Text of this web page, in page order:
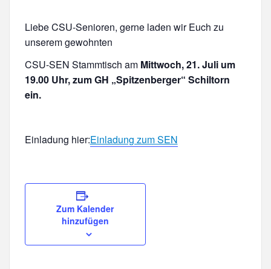
Liebe CSU-Senioren, gerne laden wir Euch zu
unserem gewohnten
CSU-SEN Stammtisch amMittwoch, 21. Juli um
19.00 Uhr, zum GH „Spitzenberger“ Schiltorn
ein.
Einladung hier:Einladung zum SEN
Zum Kalender
hinzufügen